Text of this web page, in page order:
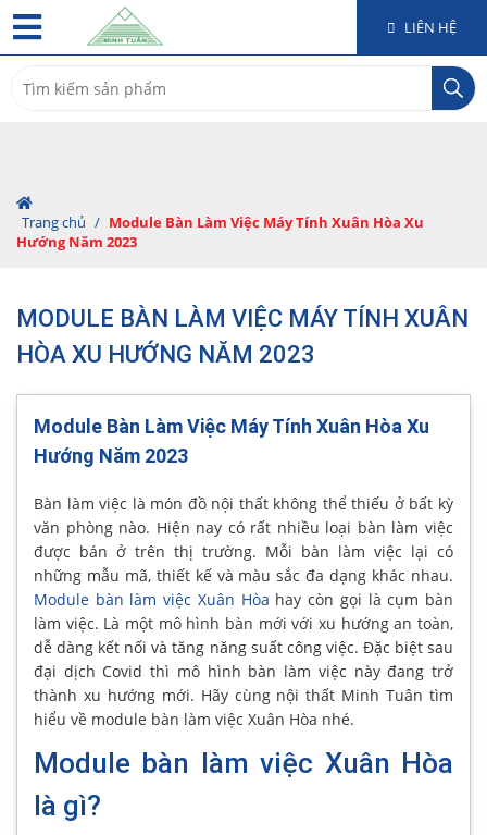
LIÊN HỆ
for:
Trang chủ / Module Bàn Làm Việc Máy Tính Xuân Hòa Xu
Hướng Năm 2023
MODULE BÀN LÀM VIỆC MÁY TÍNH XUÂN
HÒA XU HƯỚNG NĂM 2023
Module Bàn Làm Việc Máy Tính Xuân Hòa Xu
Hướng Năm 2023
Bàn làm việc là món đồ nội thất không thể thiếu ở bất kỳ
văn phòng nào. Hiện nay có rất nhiều loại bàn làm việc
được bán ở trên thị trường. Mỗi bàn làm việc lại có
những mẫu mã, thiết kế và màu sắc đa dạng khác nhau.
Module bàn làm việc Xuân Hòa hay còn gọi là cụm bàn
làm việc. Là một mô hình bàn mới với xu hướng an toàn,
dễ dàng kết nối và tăng năng suất công việc. Đặc biệt sau
đại dịch Covid thì mô hình bàn làm việc này đang trở
thành xu hướng mới. Hãy cùng nội thất Minh Tuân tìm
hiểu về module bàn làm việc Xuân Hòa nhé.
Module bàn làm việc Xuân Hòa
là gì?